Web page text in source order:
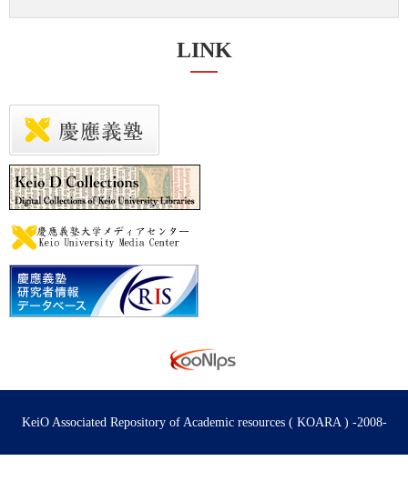
LINK
KeiO Associated Repository of Academic resources ( KOARA ) -2008-